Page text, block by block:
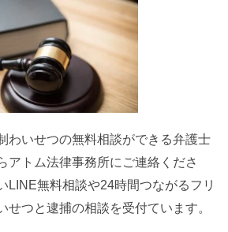
わいせつの無料相談ができる弁護士
アトム法律事務所にご連絡くださ
LINE無料相談や24時間つながるフリ
せつと逮捕の相談を受付ています。